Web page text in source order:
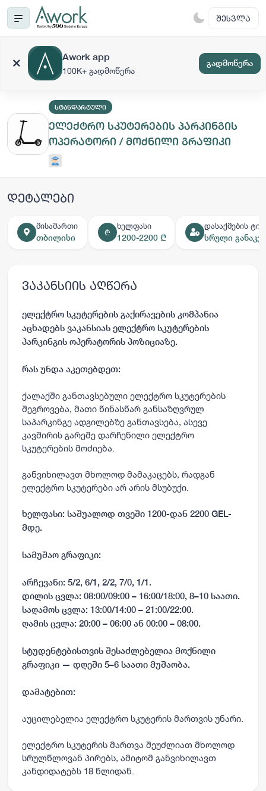
ᲨᲔᲡᲕᲚᲐ
Awork app
100K+ გადმოწერა
გადმოწერა
ᲡᲢᲐᲜᲓᲐᲠᲢᲣᲚᲘ
ელექტრო სკუტერების პარკინგის
ოპერატორი / მოქნილი გრაფიკი
დეტალები
მისამართი
თბილისი
₾
ხელფასი
1200-2200 ₾
დასაქმების
სრული
ვაკანსიის აღწერა
ელექტრო სკუტერების გაქირავების კომპანია
აცხადებს ვაკანსიას ელექტრო სკუტერების
პარკინგის ოპერატორის პოზიციაზე.
რას უნდა აკეთებდეთ:
ქალაქში განთავსებული ელექტრო სკუტერების
შეგროვება, მათი წინასწარ განსაზღვრულ
საპარკინგე ადგილებზე განთავსება, ასევე
კავშირის გარეშე დარჩენილი ელექტრო
სკუტერების მოძიება.
განვიხილავთ მხოლოდ მამაკაცებს, რადგან
ელექტრო სკუტერები არ არის მსუბუქი.
ხელფასი: საშუალოდ თვეში 1200-დან 2200 GEL-
მდე.
სამუშაო გრაფიკი:
არჩევანი: 5/2, 6/1, 2/2, 7/0, 1/1.
დილის ცვლა: 08:00/09:00 – 16:00/18:00, 8–10 საათი.
საღამოს ცვლა: 13:00/14:00 – 21:00/22:00.
ღამის ცვლა: 20:00 – 06:00 ან 00:00 – 08:00.
სტუდენტებისთვის შესაძლებელია მოქნილი
გრაფიკი — დღეში 5–6 საათი მუშაობა.
დამატებით:
აუცილებელია ელექტრო სკუტერის მართვის უნარი.
ელექტრო სკუტერის მართვა შეუძლიათ მხოლოდ
სრულწლოვან პირებს, ამიტომ განვიხილავთ
კანდიდატებს 18 წლიდან.